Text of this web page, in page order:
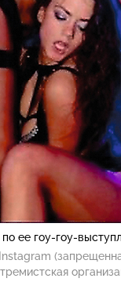
ее гоу-гоу-
Instagram